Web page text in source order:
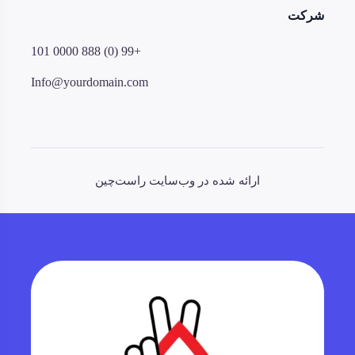
شرکت
101 0000 888 (0) 99+
Info@yourdomain.com
ارائه شده در وب‌سایت راست‌چین